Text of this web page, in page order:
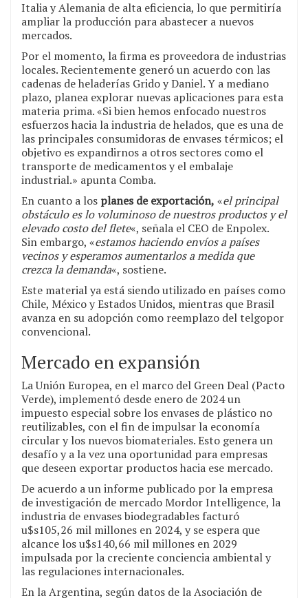
Italia y Alemania de alta eficiencia, lo que permitiría
ampliar la producción para abastecer a nuevos
mercados.
Por el momento, la firma es proveedora de industrias
locales. Recientemente generó un acuerdo con las
cadenas de heladerías Grido y Daniel. Y a mediano
plazo, planea explorar nuevas aplicaciones para esta
materia prima. «Si bien hemos enfocado nuestros
esfuerzos hacia la industria de helados, que es una de
las principales consumidoras de envases térmicos; el
objetivo es expandirnos a otros sectores como el
transporte de medicamentos y el embalaje
industrial.» apunta Comba.
En cuanto a los planes de exportación, «el principal
obstáculo es lo voluminoso de nuestros productos y el
elevado costo del flete«, señala el CEO de Enpolex.
Sin embargo, «estamos haciendo envíos a países
vecinos y esperamos aumentarlos a medida que
crezca la demanda«, sostiene.
Este material ya está siendo utilizado en países como
Chile, México y Estados Unidos, mientras que Brasil
avanza en su adopción como reemplazo del telgopor
convencional.
Mercado en expansión
La Unión Europea, en el marco del Green Deal (Pacto
Verde), implementó desde enero de 2024 un
impuesto especial sobre los envases de plástico no
reutilizables, con el fin de impulsar la economía
circular y los nuevos biomateriales. Esto genera un
desafío y a la vez una oportunidad para empresas
que deseen exportar productos hacia ese mercado.
De acuerdo a un informe publicado por la empresa
de investigación de mercado Mordor Intelligence, la
industria de envases biodegradables facturó
u$s105,26 mil millones en 2024, y se espera que
alcance los u$s140,66 mil millones en 2029
impulsada por la creciente conciencia ambiental y
las regulaciones internacionales.
En la Argentina, según datos de la Asociación de